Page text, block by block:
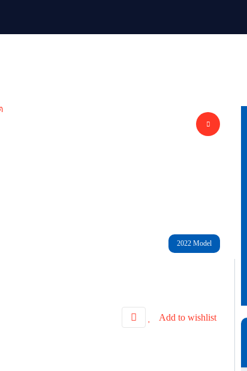
2022 Model
Add to wishlist